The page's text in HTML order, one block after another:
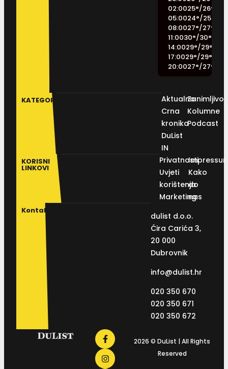
02:0025°/26°
05:0024°/25°
08:0027°/27°
11:0030°/30°
14:0029°/29°
17:0029°/29°
20:0027°/27°
KATEGORIJE
Aktualno
Crna
kronika
DuList
IN
Kolumne
Podcast
KORISNI
LINKOVI
Privatnosti
Uvjeti
korištenja
Marketing
Kako
do
nas
Kontakt
dulist d.o.o.
Ćira Carića 3,
20 000
Dubrovnik
info@dulist.hr
020 350 670
020 350 671
020 350 672
2026 © DuList | All Rights
Reserved